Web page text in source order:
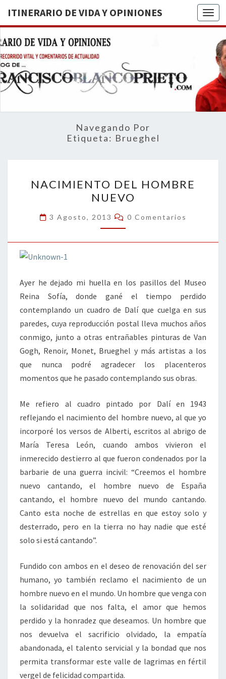
ITINERARIO DE VIDA Y OPINIONES
DE
BREVE
RECORRIDO
VITAL Y
ACTUALIDAD
Navegando Por
Etiqueta: Brueghel
DEL
HOMBRE
NUEVO
NACIMIENTO DEL HOMBRE
NUEVO
3 Agosto, 2013 Comentarios
0 Comentarios
Ayer he dejado mi huella en los pasillos del Museo
Reina Sofía, donde gané el tiempo perdido
contemplando un cuadro de Dalí que cuelga en sus
paredes, cuya reproducción postal lleva muchos años
conmigo, junto a otras entrañables pinturas de Van
Gogh, Renoir, Monet, Brueghel y más artistas a los
que nunca podré agradecer los placenteros
momentos que he pasado contemplando sus obras.
Me refiero al cuadro pintado por Dalí en 1943
reflejando el nacimiento del hombre nuevo, al que yo
incorporé los versos de Alberti, escritos al abrigo de
María Teresa León, cuando ambos vivieron el
inmerecido destierro al que fueron condenados por la
barbarie de una guerra incivil: “Creemos el hombre
nuevo cantando, el hombre nuevo de España
cantando, el hombre nuevo del mundo cantando.
Canto esta noche de estrellas en que estoy solo y
desterrado, pero en la tierra no hay nadie que esté
solo si está cantando”.
Fundido con ambos en el deseo de renovación del ser
humano, yo también reclamo el nacimiento de un
hombre nuevo en el mundo. Un hombre que venga con
la solidaridad que nos falta, el amor que hemos
perdido y la honradez que deseamos. Un hombre que
nos devuelva el sacrificio olvidado, la empatía
abandonada, el talento servicial y la bondad que nos
permita transformar este valle de lagrimas en fértil
vergel de felicidad compartida.